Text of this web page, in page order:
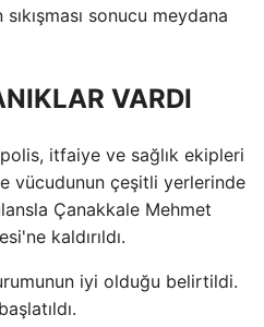
sonucu meydana
VARDI
itfaiye ve sağlık ekipleri
vücudunun çeşitli yerlerinde
Çanakkale Mehmet
kaldırıldı.
iyi olduğu belirtildi.